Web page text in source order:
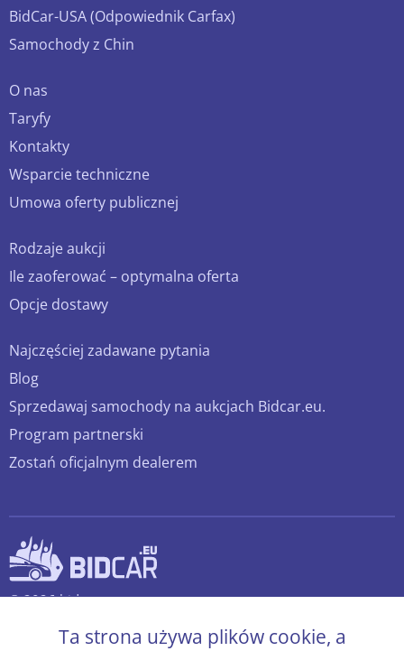
BidCar-USA (Odpowiednik Carfax)
Samochody z Chin
O nas
Taryfy
Kontakty
Wsparcie techniczne
Umowa oferty publicznej
Rodzaje aukcji
Ile zaoferować – optymalna oferta
Opcje dostawy
Najczęściej zadawane pytania
Blog
Sprzedawaj samochody na aukcjach Bidcar.eu.
Program partnerski
Zostań oficjalnym dealerem
© 2026 bidcar.eu
Ta strona używa plików cookie, a